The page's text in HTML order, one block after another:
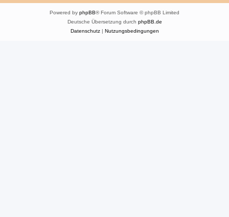
Powered by phpBB® Forum Software © phpBB Limited
Deutsche Übersetzung durch phpBB.de
Datenschutz| Nutzungsbedingungen